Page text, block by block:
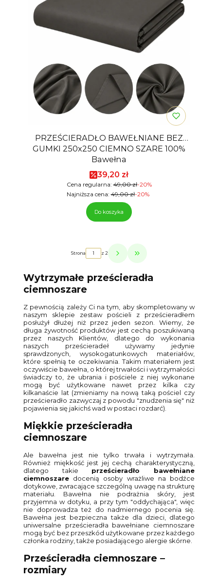
PRZEŚCIERADŁO BAWEŁNIANE BEZ
GUMKI 250x250 CIEMNO SZARE 100%
Bawełna
Cena promocyjna
39,20 zł
Cena regularna: 49,00 zł-20%
Najniższa cena: 49,00 zł-20%
Do koszyka
Strona z 2
Przejdź do ostatniej strony z
Wytrzymałe prześcieradła
ciemnoszare
Z pewnością zależy Ci na tym, aby skompletowany w
naszym sklepie zestaw pościeli z prześcieradłem
posłużył dłużej niż przez jeden sezon. Wiemy, że
długa żywotność produktów jest cechą poszukiwaną
przez naszych Klientów, dlatego do wykonania
naszych prześcieradeł używamy jedynie
sprawdzonych, wysokogatunkowych materiałów,
które spełnią te oczekiwania. Takim materiałem jest
oczywiście bawełna, o której trwałości i wytrzymałości
świadczy to, że ubrania i pościele z niej wykonane
mogą być użytkowane nawet przez kilka czy
kilkanaście lat (zmieniamy na nową taką pościel czy
prześcieradło zazwyczaj z powodu "znudzenia się" niż
pojawienia się jakichś wad w postaci rozdarć).
Miękkie prześcieradła
ciemnoszare
Ale bawełna jest nie tylko trwała i wytrzymała.
Również miękkość jest jej cechą charakterystyczną,
dlatego takie prześcieradło bawełniane
ciemnoszare docenią osoby wrażliwe na bodźce
dotykowe, zwracające szczególną uwagę na strukturę
materiału. Bawełna nie podrażnia skóry, jest
przyjemna w dotyku, a przy tym "oddychająca", więc
nie doprowadza też do nadmiernego pocenia się.
Bawełna jest bezpieczna także dla dzieci, dlatego
uniwersalne prześcieradła bawełniane ciemnoszare
mogą być bez przeszkód użytkowane przez każdego
członka rodziny, także posiadającego alergie skórne.
Prześcieradła ciemnoszare –
rozmiary